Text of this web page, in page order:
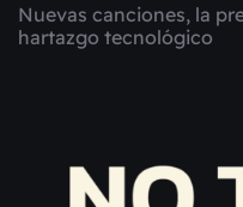
Nuevas canciones, la
hartazgo tecnológico